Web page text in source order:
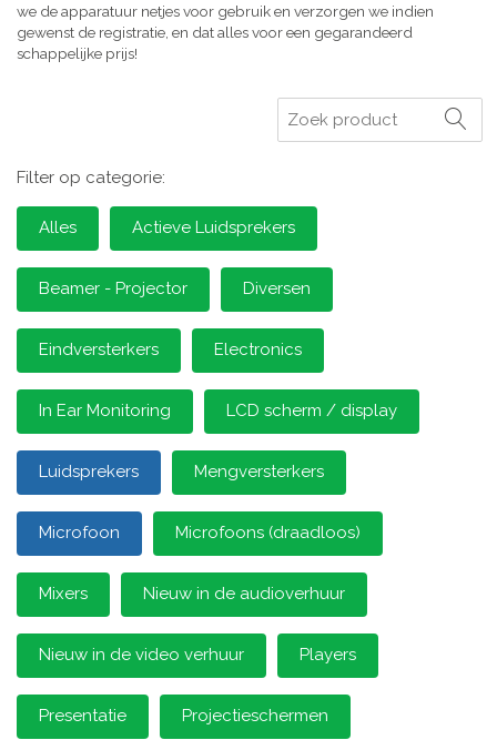
we de apparatuur netjes voor gebruik en verzorgen we indien
gewenst de registratie, en dat alles voor een gegarandeerd
schappelijke prijs!
Zoeken
Filter op categorie:
Alles Actieve Luidsprekers
Beamer - Projector Diversen
Eindversterkers Electronics
In Ear Monitoring LCD scherm / display
Luidsprekers Mengversterkers
Microfoon Microfoons (draadloos)
Mixers Nieuw in de audioverhuur
Nieuw in de video verhuur Players
Presentatie Projectieschermen